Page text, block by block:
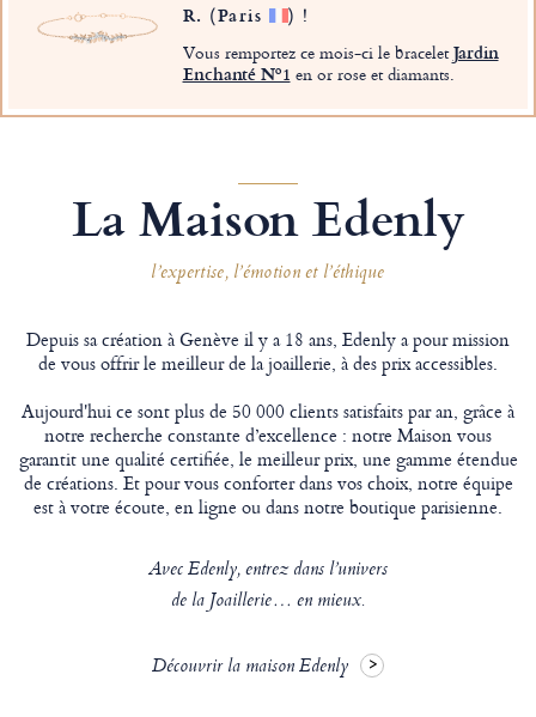
R. (Paris ) !
Vous remportez ce mois-ci le braceletJardin
Enchanté Nº1 en or rose et diamants.
La Maison Edenly
l’expertise, l’émotion et l’éthique
Depuis sa création à Genève il y a 18 ans, Edenly a pour mission
de vous offrir le meilleur de la joaillerie, à des prix accessibles.
Aujourd'hui ce sont plus de 50 000 clients satisfaits par an, grâce à
notre recherche constante d’excellence : notre Maison vous
garantit une qualité certifiée, le meilleur prix, une gamme étendue
de créations. Et pour vous conforter dans vos choix, notre équipe
est à votre écoute, en ligne ou dans notre boutique parisienne.
Avec Edenly, entrez dans l’univers
de la Joaillerie… en mieux.
Découvrir la maison Edenly